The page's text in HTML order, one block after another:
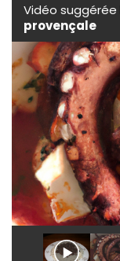
Vidéo suggérée
provençale